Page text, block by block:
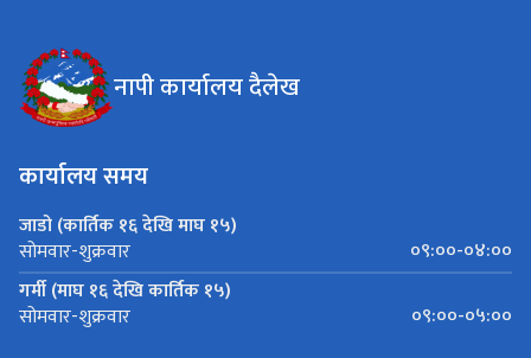
नापी कार्यालय दैलेख
कार्यालय समय
जाडो (कार्तिक १६ देखि माघ १५)
सोमवार-शुक्रवार
०९:००-०४:००
गर्मी (माघ १६ देखि कार्तिक १५)
सोमवार-शुक्रवार ०९:००-०५:००